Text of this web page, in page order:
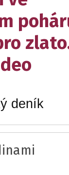
deník